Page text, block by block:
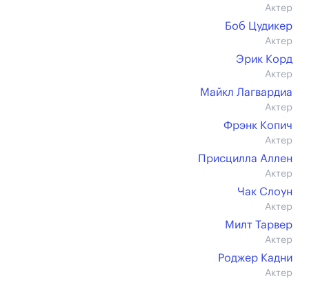
Актер
Боб Цудикер
Актер
Эрик Корд
Актер
Майкл Лагвардиа
Актер
Фрэнк Копич
Актер
Присцилла Аллен
Актер
Чак Слоун
Актер
Милт Тарвер
Актер
Роджер Кадни
Актер